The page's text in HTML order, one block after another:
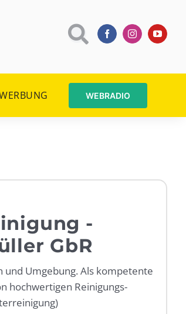
WEBRADIO
-
GbR
Umgebung. Als kompetente
hochwertigen Reinigungs-